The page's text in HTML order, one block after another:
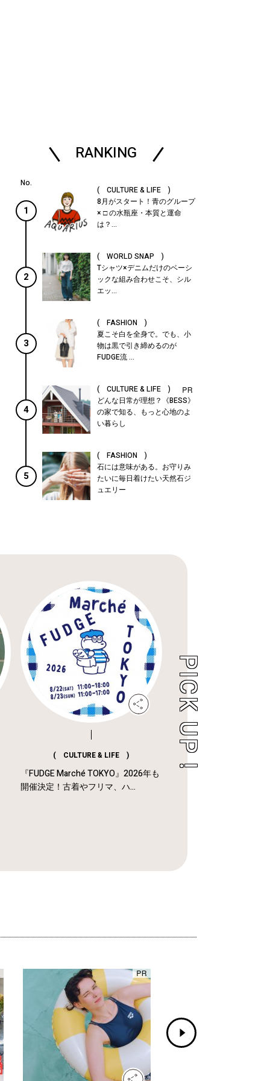
RANKING
1
( CULTURE & LIFE )
8月がスタート！青のグループ
× □ の水瓶座・本質と運命
は？...
2
( WORLD SNAP )
Tシャツ×デニムだけのベーシ
ックな組み合わせこそ、シル
エッ...
3
( FASHION )
夏こそ白を全身で。でも、小
物は黒で引き締めるのが
FUDGE流 ...
4
( CULTURE & LIFE )
どんな日常が理想？《BESS》
の家で知る、もっと心地のよ
い暮らし
5
( FASHION )
石には意味がある。お守りみ
たいに毎日着けたい天然石ジ
ュエリー
( CULTURE & LIFE )
『FUDGE Marché TOKYO』2026年も
開催決定！古着やフリマ、ハ...